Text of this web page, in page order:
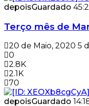
depoisGuardado
Terço mês de
20 de Maio, 2020 5
0
2.8K
2.1K
70
depoisGuardado